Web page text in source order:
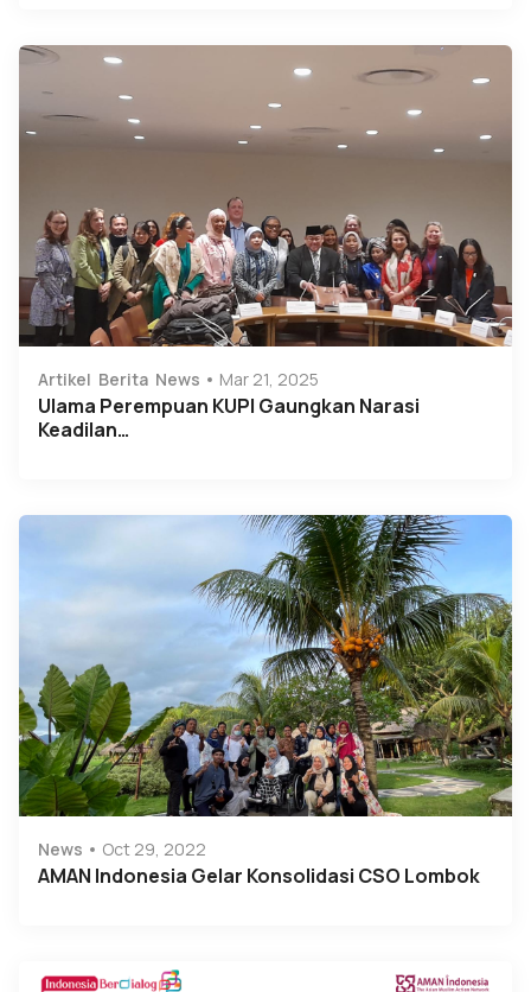
Artikel Berita News Mar 21, 2025
Ulama Perempuan KUPI Gaungkan Narasi
Keadilan…
News Oct 29, 2022
AMAN Indonesia Gelar Konsolidasi CSO Lombok